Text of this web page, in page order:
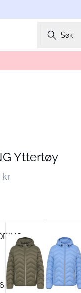
Søk
Yttertøy
kr